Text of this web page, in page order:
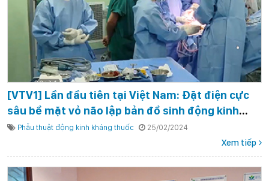
[VTV1] Lần đầu tiên tại Việt Nam: Đặt điện cực
sâu bề mặt vỏ não lập bản đồ sinh động kinh
giúp phẫu thuật thành công toàn diện cho 2 trẻ
Phẫu thuật động kinh kháng thuốc 25/02/2024
Xem tiếp